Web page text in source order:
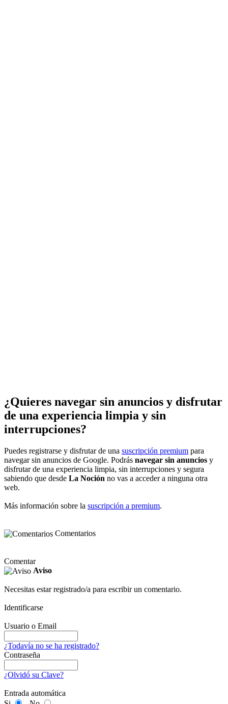
¿Quieres navegar sin anuncios y disfrutar
de una experiencia limpia y sin
interrupciones?
Puedes registrarse y disfrutar de una suscripción premium para
navegar sin anuncios de Google. Podrás navegar sin anuncios y
disfrutar de una experiencia limpia, sin interrupciones y segura
sabiendo que desde La Noción no vas a acceder a ninguna otra
web.
Más información sobre la suscripción a premium.
Comentarios
Comentar
Aviso
Necesitas estar registrado/a para escribir un comentario.
Identificarse
Usuario o Email
¿Todavía no se ha registrado?
Contraseña
¿Olvidó su Clave?
Entrada automática